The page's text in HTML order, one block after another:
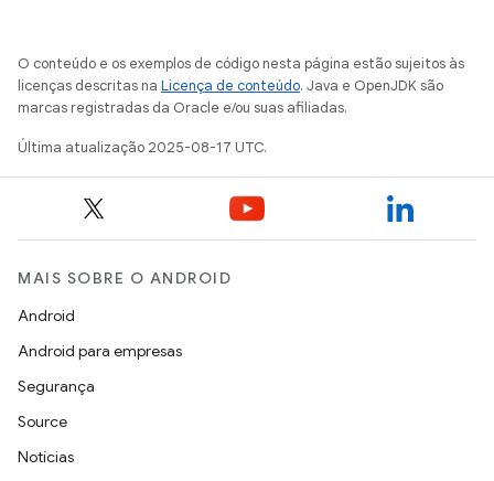
O conteúdo e os exemplos de código nesta página estão sujeitos às
licenças descritas na Licença de conteúdo. Java e OpenJDK são
marcas registradas da Oracle e/ou suas afiliadas.
Última atualização 2025-08-17 UTC.
MAIS SOBRE O ANDROID
Android
Android para empresas
Segurança
Source
Notícias